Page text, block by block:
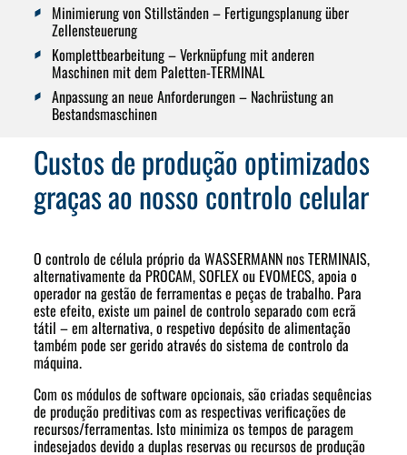
Minimierung von Stillständen– Fertigungsplanung über
Zellensteuerung
Komplettbearbeitung– Verknüpfung mit anderen
Maschinen mit dem Paletten-TERMINAL
Anpassung an neue Anforderungen– Nachrüstung an
Bestandsmaschinen
Custos de produção optimizados
graças ao nosso controlo celular
O controlo de célula próprio da WASSERMANN nos TERMINAIS,
alternativamente da PROCAM, SOFLEX ou EVOMECS, apoia o
operador na gestão de ferramentas e peças de trabalho. Para
este efeito, existe um painel de controlo separado com ecrã
tátil – em alternativa, o respetivo depósito de alimentação
também pode ser gerido através do sistema de controlo da
máquina.
Com os módulos de software opcionais, são criadas sequências
de produção preditivas com as respectivas verificações de
recursos/ferramentas. Isto minimiza os tempos de paragem
indesejados devido a duplas reservas ou recursos de produção